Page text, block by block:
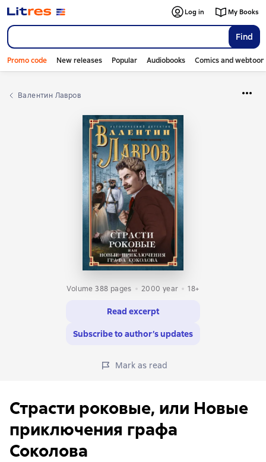
Find
Log in My Books
Promo code New releases Popular Audiobooks Comics and
Валентин Лавров
Volume 388 pages 2000 year 18+
Read excerpt
Subscribe to author’s updates
Mark as read
Страсти роковые, или Новые
приключения графа
Соколова